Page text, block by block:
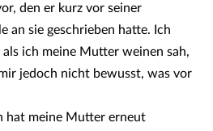
den er kurz vor seiner
an sie geschrieben hatte. Ich
ich meine Mutter weinen sah,
jedoch nicht bewusst, was vor
hat meine Mutter erneut